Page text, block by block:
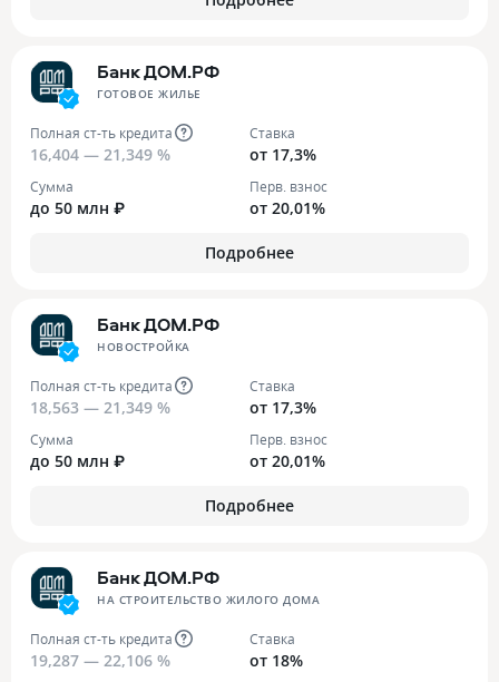
Банк ДОМ.РФ
ГОТОВОЕ ЖИЛЬЕ
Полная ст-ть кредита
16,404 — 21,349 %
Ставка
от 17,3%
Сумма
до 50 млн ₽
Перв. взнос
от 20,01%
Подробнее
Банк ДОМ.РФ
НОВОСТРОЙКА
Полная ст-ть кредита
18,563 — 21,349 %
Ставка
от 17,3%
Сумма
до 50 млн ₽
Перв. взнос
от 20,01%
Подробнее
Банк ДОМ.РФ
НА СТРОИТЕЛЬСТВО ЖИЛОГО ДОМА
Полная ст-ть кредита
19,287 — 22,106 %
Ставка
от 18%